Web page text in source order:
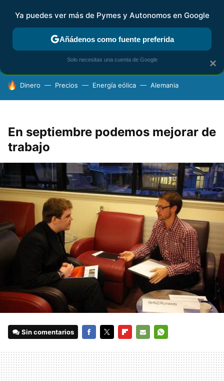
FISCALIDAD Y CONTABILIDAD KIT DIGITAL RENTA
HOY SE HABLA DE
Dinero Precios Energía eólica Alemania
En septiembre podemos mejorar de
trabajo
Sin comentarios
MAIL
×
Ya puedes ver más de Pymes y Autonomos en Google
Añádenos como fuente preferida
Solo necesitas una cuenta de Google